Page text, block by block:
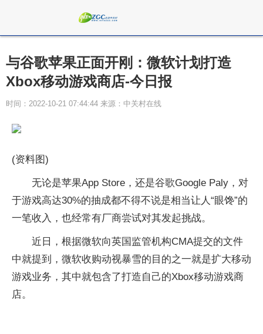
与谷歌苹果正面开刚：微软计划打造
Xbox移动游戏商店-今日报
时间：2022-10-21 07:44:44 来源：中关村在线
(资料图)
无论是苹果App Store，还是谷歌Google Paly，对
于游戏高达30%的抽成都不得不说是相当让人“眼馋”的
一笔收入，也经常有厂商尝试对其发起挑战。
近日，根据微软向英国监管机构CMA提交的文件
中就提到，微软收购动视暴雪的目的之一就是扩大移动
游戏业务，其中就包含了打造自己的Xbox移动游戏商
店。